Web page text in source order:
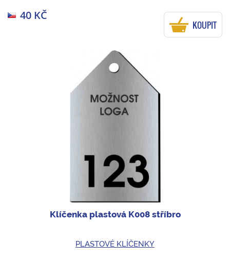
40 KČ
KOUPIT
Klíčenka plastová K008 stříbro
PLASTOVÉ KLÍČENKY